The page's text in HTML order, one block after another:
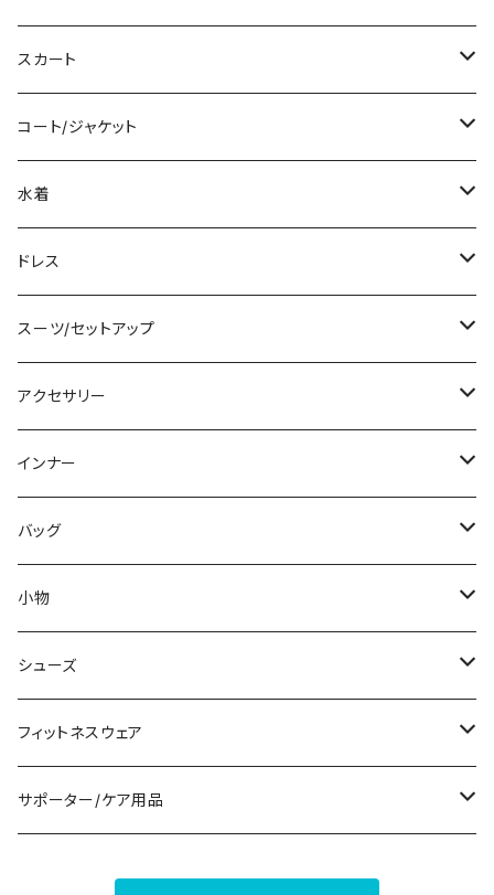
ロング/マキシ
袖付き
ノースリーブ
その他
チュニック
タンクトップ/キャミソール
シャツ/ブラウス
ベアトップ/チューブトップ
カーディガン/ボレロ
ニット/セーター
パーカー
スウェット/トレーナー
その他
ショート丈
クロップド丈
ロング丈
デニム
レギンス
その他
オールインワン
スカート
ミニ/ショート
ミディアム/ミモレ
ロング
その他
コート/ジャケット
コート
ジャケット
その他
水着
タンキニ
バンドゥビキニ
ワンピース
ラッシュガード
その他
ドレス
ミニ/ショート
ミディアム/ミモレ
ロング/マキシ
袖付き
ノースリーブ
パンツドレス
ナイトドレス
その他
スーツ/セットアップ
パンツスーツ
スカートスーツ
その他
アクセサリー
ネックレス
ブレスレット
ピアス
コサージュ
リング
その他
インナー
ブラ/ブラトップ/ベアトップ
ショーツ
タンクトップ/キャミソール
半袖/5分
7分/長袖
バッグ
サブバッグ
クラッチバッグ
トートバッグ
ショルダーバッグ
小物
マフラー/スカーフ/ストール
財布
アクセサリーケース
シューズ
スニーカー
ブーツ
フィットネスウェア
セット販売
サポーター/ケア用品